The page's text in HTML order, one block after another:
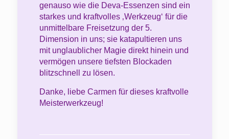
genauso wie die Deva-Essenzen sind ein
starkes und kraftvolles ‚Werkzeug‘ für die
unmittelbare Freisetzung der 5.
Dimension in uns; sie katapultieren uns
mit unglaublicher Magie direkt hinein und
vermögen unsere tiefsten Blockaden
blitzschnell zu lösen.
Danke, liebe Carmen für dieses kraftvolle
Meisterwerkzeug!